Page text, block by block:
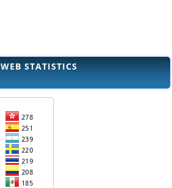
WEB STATISTICS